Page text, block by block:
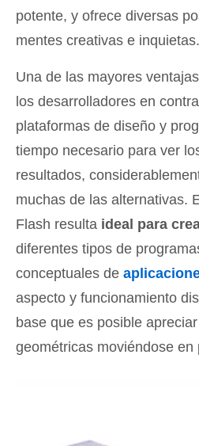
potente, y ofrece diversas
mentes creativas e inquietas.
Una de las mayores
los desarrolladores en
plataformas de diseño y
tiempo necesario para ver
resultados,
muchas de las alternativas.
Flash resulta ideal para
diferentes tipos de
conceptuales de
aspecto y funcionamiento
base que es posible
geométricas moviéndose en